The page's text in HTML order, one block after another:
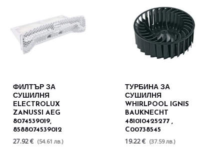
ФИЛТЪР ЗА
СУШИЛНЯ
ELECTROLUX
ZANUSSI AEG
8074539019,
8588074539012
27.92 € (54.61 лв.)
ТУРБИНА ЗА
СУШИЛНЯ
WHIRLPOOL IGNIS
BAUKNECHT
481010425277 ,
C00738545
19.22 € (37.59 лв.)